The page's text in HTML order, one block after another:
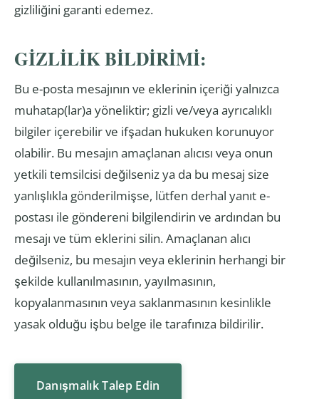
gizliliğini garanti edemez.
GİZLİLİK BİLDİRİMİ:
Bu e-posta mesajının ve eklerinin içeriği yalnızca
muhatap(lar)a yöneliktir; gizli ve/veya ayrıcalıklı
bilgiler içerebilir ve ifşadan hukuken korunuyor
olabilir. Bu mesajın amaçlanan alıcısı veya onun
yetkili temsilcisi değilseniz ya da bu mesaj size
yanlışlıkla gönderilmişse, lütfen derhal yanıt e-
postası ile göndereni bilgilendirin ve ardından bu
mesajı ve tüm eklerini silin. Amaçlanan alıcı
değilseniz, bu mesajın veya eklerinin herhangi bir
şekilde kullanılmasının, yayılmasının,
kopyalanmasının veya saklanmasının kesinlikle
yasak olduğu işbu belge ile tarafınıza bildirilir.
Danışmalık Talep Edin